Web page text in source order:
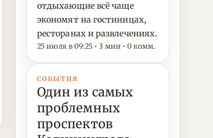
отдыхающие всё чаще
экономят на гостиницах,
ресторанах и развлечениях.
25 июля в 09:25 • 3 мин • 0 комм.
СОБЫТИЯ
Один из самых
проблемных
проспектов